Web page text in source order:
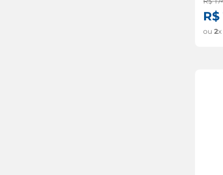
R$
ou2